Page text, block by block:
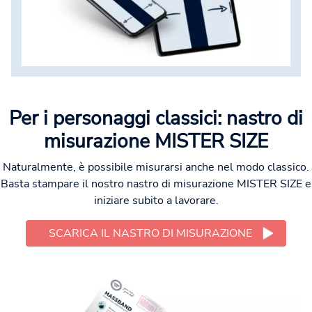
Per i personaggi classici: nastro di
misurazione MISTER SIZE
Naturalmente, è possibile misurarsi anche nel modo classico.
Basta stampare il nostro nastro di misurazione MISTER SIZE e
iniziare subito a lavorare.
SCARICA IL NASTRO DI MISURAZIONE